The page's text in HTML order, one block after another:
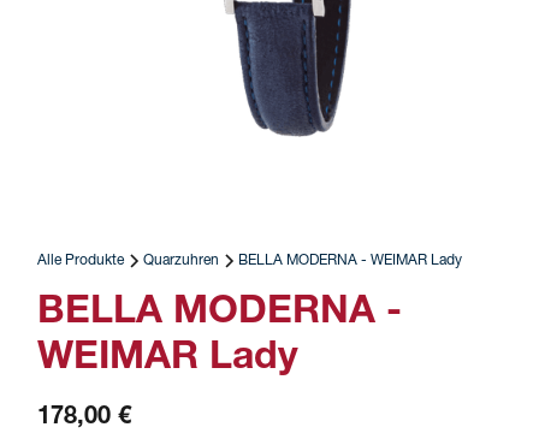
Alle Produkte Quarzuhren BELLA MODERNA - WEIMAR Lady
BELLA MODERNA -
WEIMAR Lady
178,00 €